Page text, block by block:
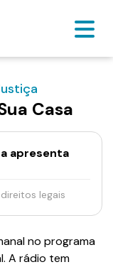
Casa
apresenta
legais
no programa
A rádio tem